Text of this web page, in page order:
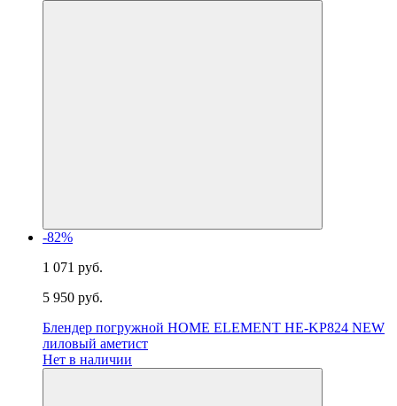
-82%
1 071 руб.
5 950 руб.
Блендер погружной HOME ELEMENT HE-KP824 NEW
лиловый аметист
Нет в наличии